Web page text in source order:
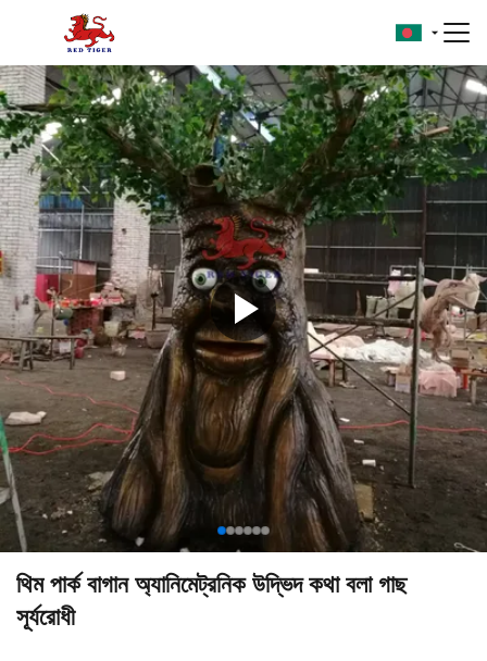
থিম পার্ক বাগান অ্যানিমেট্রনিক উদ্ভিদ কথা বলা গাছ
সূর্যরোধী